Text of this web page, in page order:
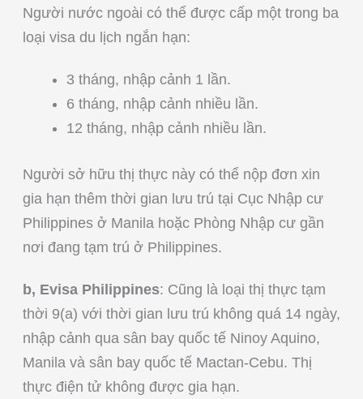
Người nước ngoài có thể được cấp một trong ba
loại visa du lịch ngắn hạn:
3 tháng, nhập cảnh 1 lần.
6 tháng, nhập cảnh nhiều lần.
12 tháng, nhập cảnh nhiều lần.
Người sở hữu thị thực này có thể nộp đơn xin
gia hạn thêm thời gian lưu trú tại Cục Nhập cư
Philippines ở Manila hoặc Phòng Nhập cư gần
nơi đang tạm trú ở Philippines.
b, Evisa Philippines: Cũng là loại thị thực tạm
thời 9(a) với thời gian lưu trú không quá 14 ngày,
nhập cảnh qua sân bay quốc tế Ninoy Aquino,
Manila và sân bay quốc tế Mactan-Cebu. Thị
thực điện tử không được gia hạn.